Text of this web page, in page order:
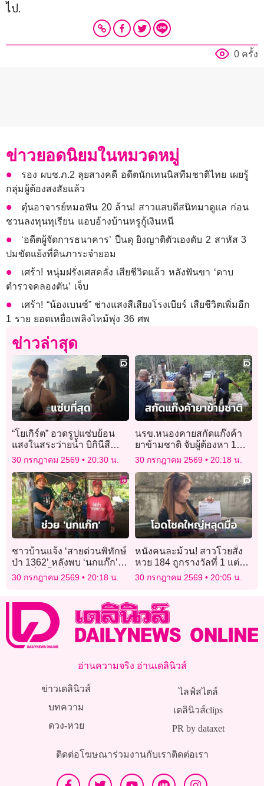
ไป.
0 ครั้ง
ข่าวยอดนิยมในหมวดหมู่
รอง ผบช.ภ.2 ลุยสางคดี อดีตนักเทนนิสทีมชาติไทย เผยรู้
กลุ่มผู้ต้องสงสัยแล้ว
ตุ๋นอาจารย์หมอฟัน 20 ล้าน! สาวแสบตีสนิทมาดูแล ก่อน
ชวนลงทุนทุเรียน แอบอ้างบ้านหรูกู้เงินหนี
‘อดีตผู้จัดการธนาคาร’ ปืนดุ ยิงญาติตัวเองดับ 2 สาหัส 3
ปมขัดแย้งที่ดินภาระจำยอม
เศร้า! หนุ่มฝรั่งเศสคลั่ง เสียชีวิตแล้ว หลังฟันขา ‘ดาบ
ตำรวจคลองตัน’ เจ็บ
เศร้า! “น้องเบนซ์” ช่างแสงสีเสียงโรงเบียร์ เสียชีวิตเพิ่มอีก
1 ราย ยอดเหยื่อเพลิงไหม้พุ่ง 36 ศพ
ข่าวล่าสุด
“โยเกิร์ต” อวดรูปแซ่บย้อน
แสงในสระว่ายน้ำ บิกินีสีดำ
สนิทตัดผิวขาวละมุนทำใจ
แฟนๆสั่นหนักมาก
30 กรกฎาคม 2569 20:30 น.
นรข.หนองคายสกัดแก๊งค้า
ยาข้ามชาติ จับผู้ต้องหา 1
ราย ยึดไอซ์มูลค่ากว่า 300
30 กรกฎาคม 2569 20:18 น.
ชาวบ้านแจ้ง ‘สายด่วนพิทักษ์
ป่า 1362’ หลังพบ ‘นกแก๊ก’
บาดเจ็บ พื้นที่
หนองหญ้าปล้อง-เพชรบุรี
30 กรกฎาคม 2569 20:18 น.
หนังคนละม้วน! สาวโวยสั่ง
หวย 184 ถูกรางวัลที่ 1 แต่ไม่
ได้สลาก ด้านแม่ค้าโต้ยันไม่
เคยรับจอง
30 กรกฎาคม 2569 20:05 น.
อ่านความจริง อ่านเดลินิวส์
ข่าวเดลินิวส์
บทความ
ดวง-หวย
ไลฟ์สไตล์
เดลินิวส์clips
PR by dataxet
ติดต่อโฆษณาร่วมงานกับเราติดต่อเรา